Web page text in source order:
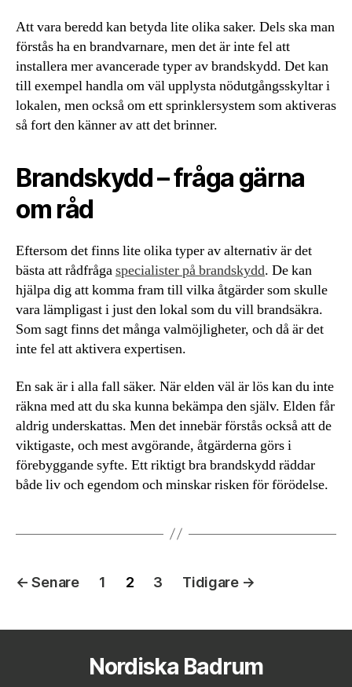
Att vara beredd kan betyda lite olika saker. Dels ska man
förstås ha en brandvarnare, men det är inte fel att
installera mer avancerade typer av brandskydd. Det kan
till exempel handla om väl upplysta nödutgångsskyltar i
lokalen, men också om ett sprinklersystem som aktiveras
så fort den känner av att det brinner.
Brandskydd – fråga gärna
om råd
Eftersom det finns lite olika typer av alternativ är det
bästa att rådfrågaspecialister på brandskydd. De kan
hjälpa dig att komma fram till vilka åtgärder som skulle
vara lämpligast i just den lokal som du vill brandsäkra.
Som sagt finns det många valmöjligheter, och då är det
inte fel att aktivera expertisen.
En sak är i alla fall säker. När elden väl är lös kan du inte
räkna med att du ska kunna bekämpa den själv. Elden får
aldrig underskattas. Men det innebär förstås också att de
viktigaste, och mest avgörande, åtgärderna görs i
förebyggande syfte. Ett riktigt bra brandskydd räddar
både liv och egendom och minskar risken för förödelse.
Inläggsnavigering
← Senare 1 2 3 Tidigare →
Nordiska Badrum